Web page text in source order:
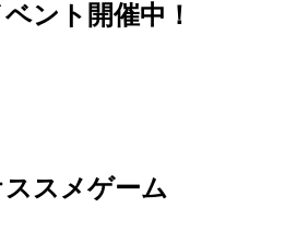
ント開催中！
スメゲーム